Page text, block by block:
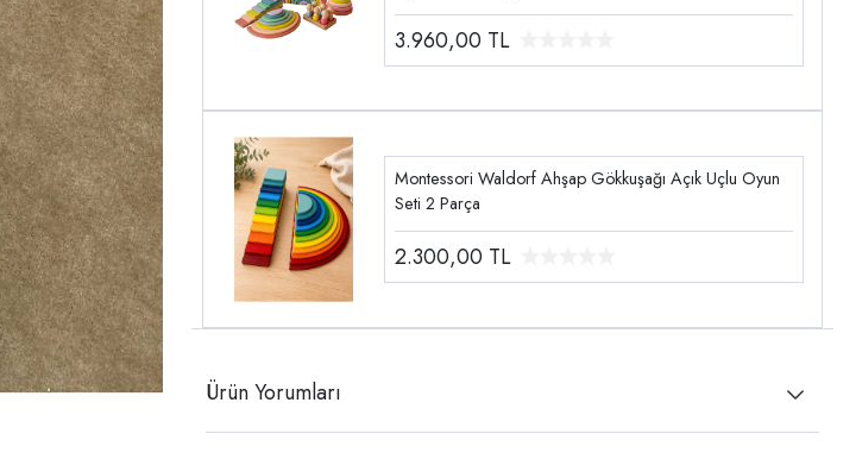
3.960,00 TL
Montessori Waldorf Ahşap Gökkuşağı Açık Uçlu Oyun
Seti 2 Parça
2.300,00 TL
Ürün Yorumları